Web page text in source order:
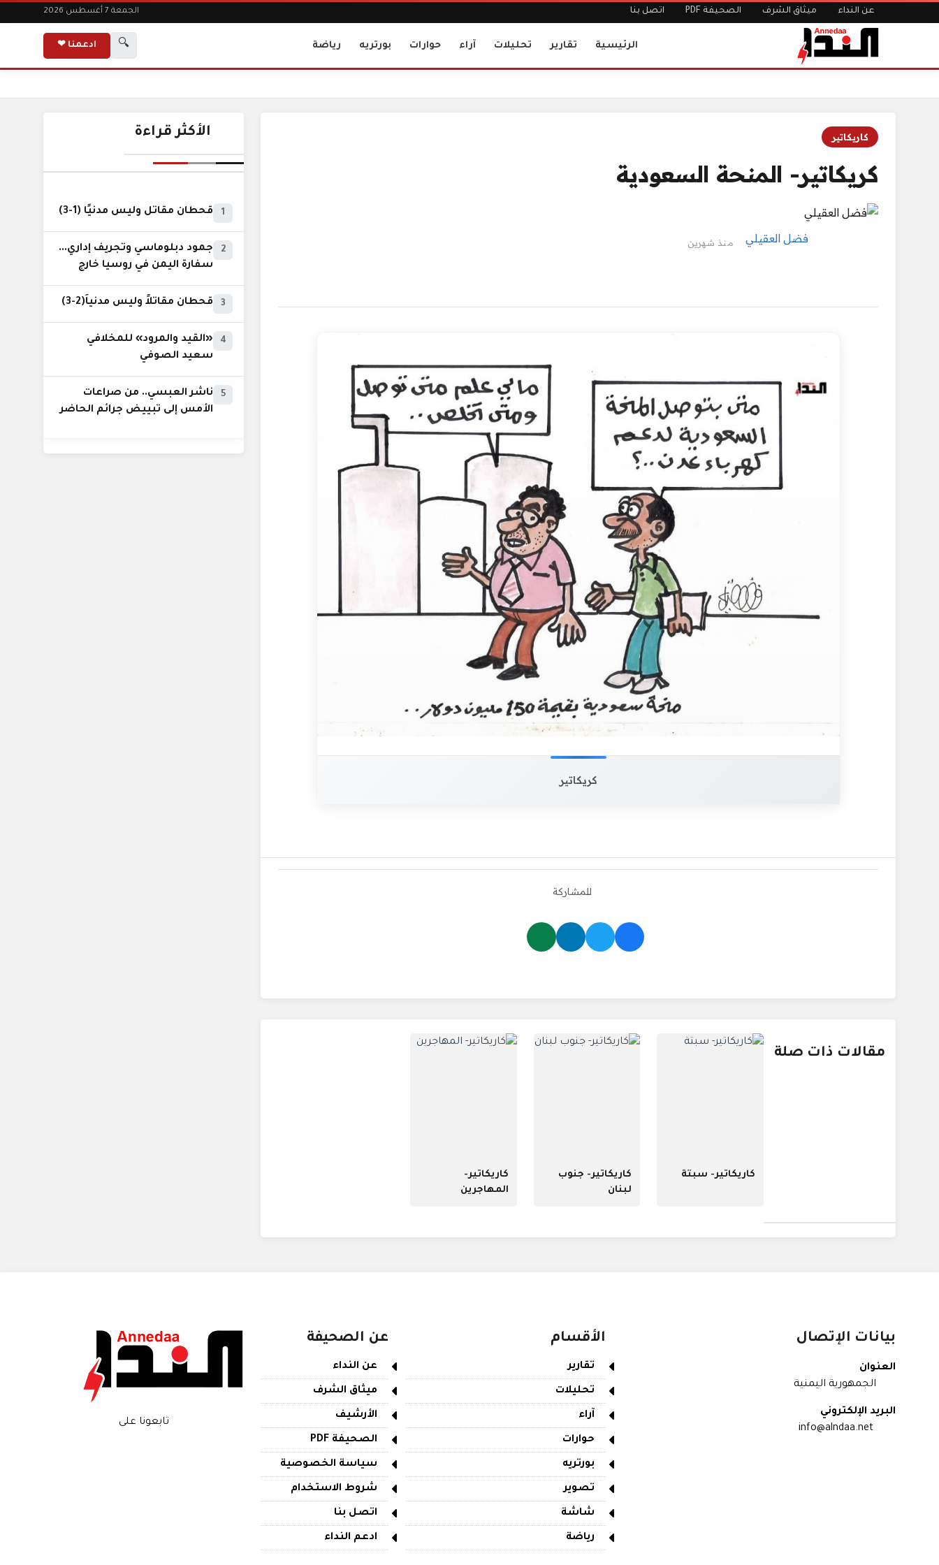
عن النداء ميثاق الشرف الصحيفة PDF اتصل بنا الجمعة 7 أغسطس 2026
الرئيسية تقارير تحليلات آراء حوارات بورتريه رياضة 🔍 ادعمنا ❤
كاريكاتير
كريكاتير- المنحة السعودية
فضل العقيلي منذ شهرين
كريكاتير
للمشاركة
مقالات ذات صلة
كاريكاتير- سبتة
كاريكاتير- جنوب
لبنان
كاريكاتير-
المهاجرين
الأكثر قراءة
1 قحطان مقاتل وليس مدنيًا (1-3)
2
جمود دبلوماسي وتجريف إداري...
سفارة اليمن في روسيا خارج
3 قحطان مقاتلاً وليس مدنياً(2-3)
4
«القيد والمرود» للمخلافي
سعيد الصوفي
5
ناشر العبسي.. من صراعات
الأمس إلى تبييض جرائم الحاضر
بيانات الإتصال
العنوان
الجمهورية اليمنية
البريد الإلكتروني
info@alndaa.net
الأقسام
تقارير
تحليلات
آراء
حوارات
بورتريه
تصوير
شاشة
رياضة
عن الصحيفة
عن النداء
ميثاق الشرف
الأرشيف
الصحيفة PDF
سياسة الخصوصية
شروط الاستخدام
اتصل بنا
ادعم النداء
تابعونا على